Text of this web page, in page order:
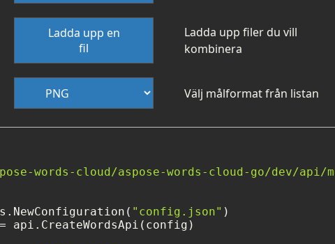
Ladda upp en
fil
Ladda upp filer du vill
kombinera
Välj målformat från listan
words-cloud/aspose-words-cloud-go/dev/api/
"config.json" )